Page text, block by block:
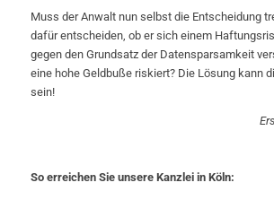
Muss der Anwalt nun selbst die Entscheidung
dafür entscheiden, ob er sich einem
gegen den Grundsatz der Datensparsamkeit
eine hohe Geldbuße riskiert? Die Lösung kann
sein!
So erreichen Sie unsere Kanzlei in Köln: